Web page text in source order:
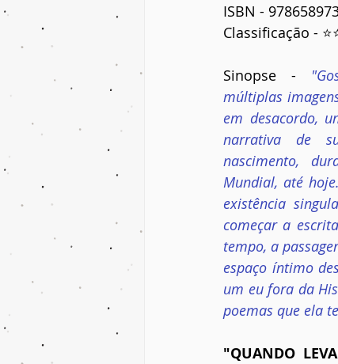
ISBN -
Classificação -
Sinopse -
múltiplas
em desacordo,
narrativa de
nascimento,
Mundial, até
existência
começar a
tempo, a
espaço íntimo
um eu fora da
poemas que ela
"QUANDO